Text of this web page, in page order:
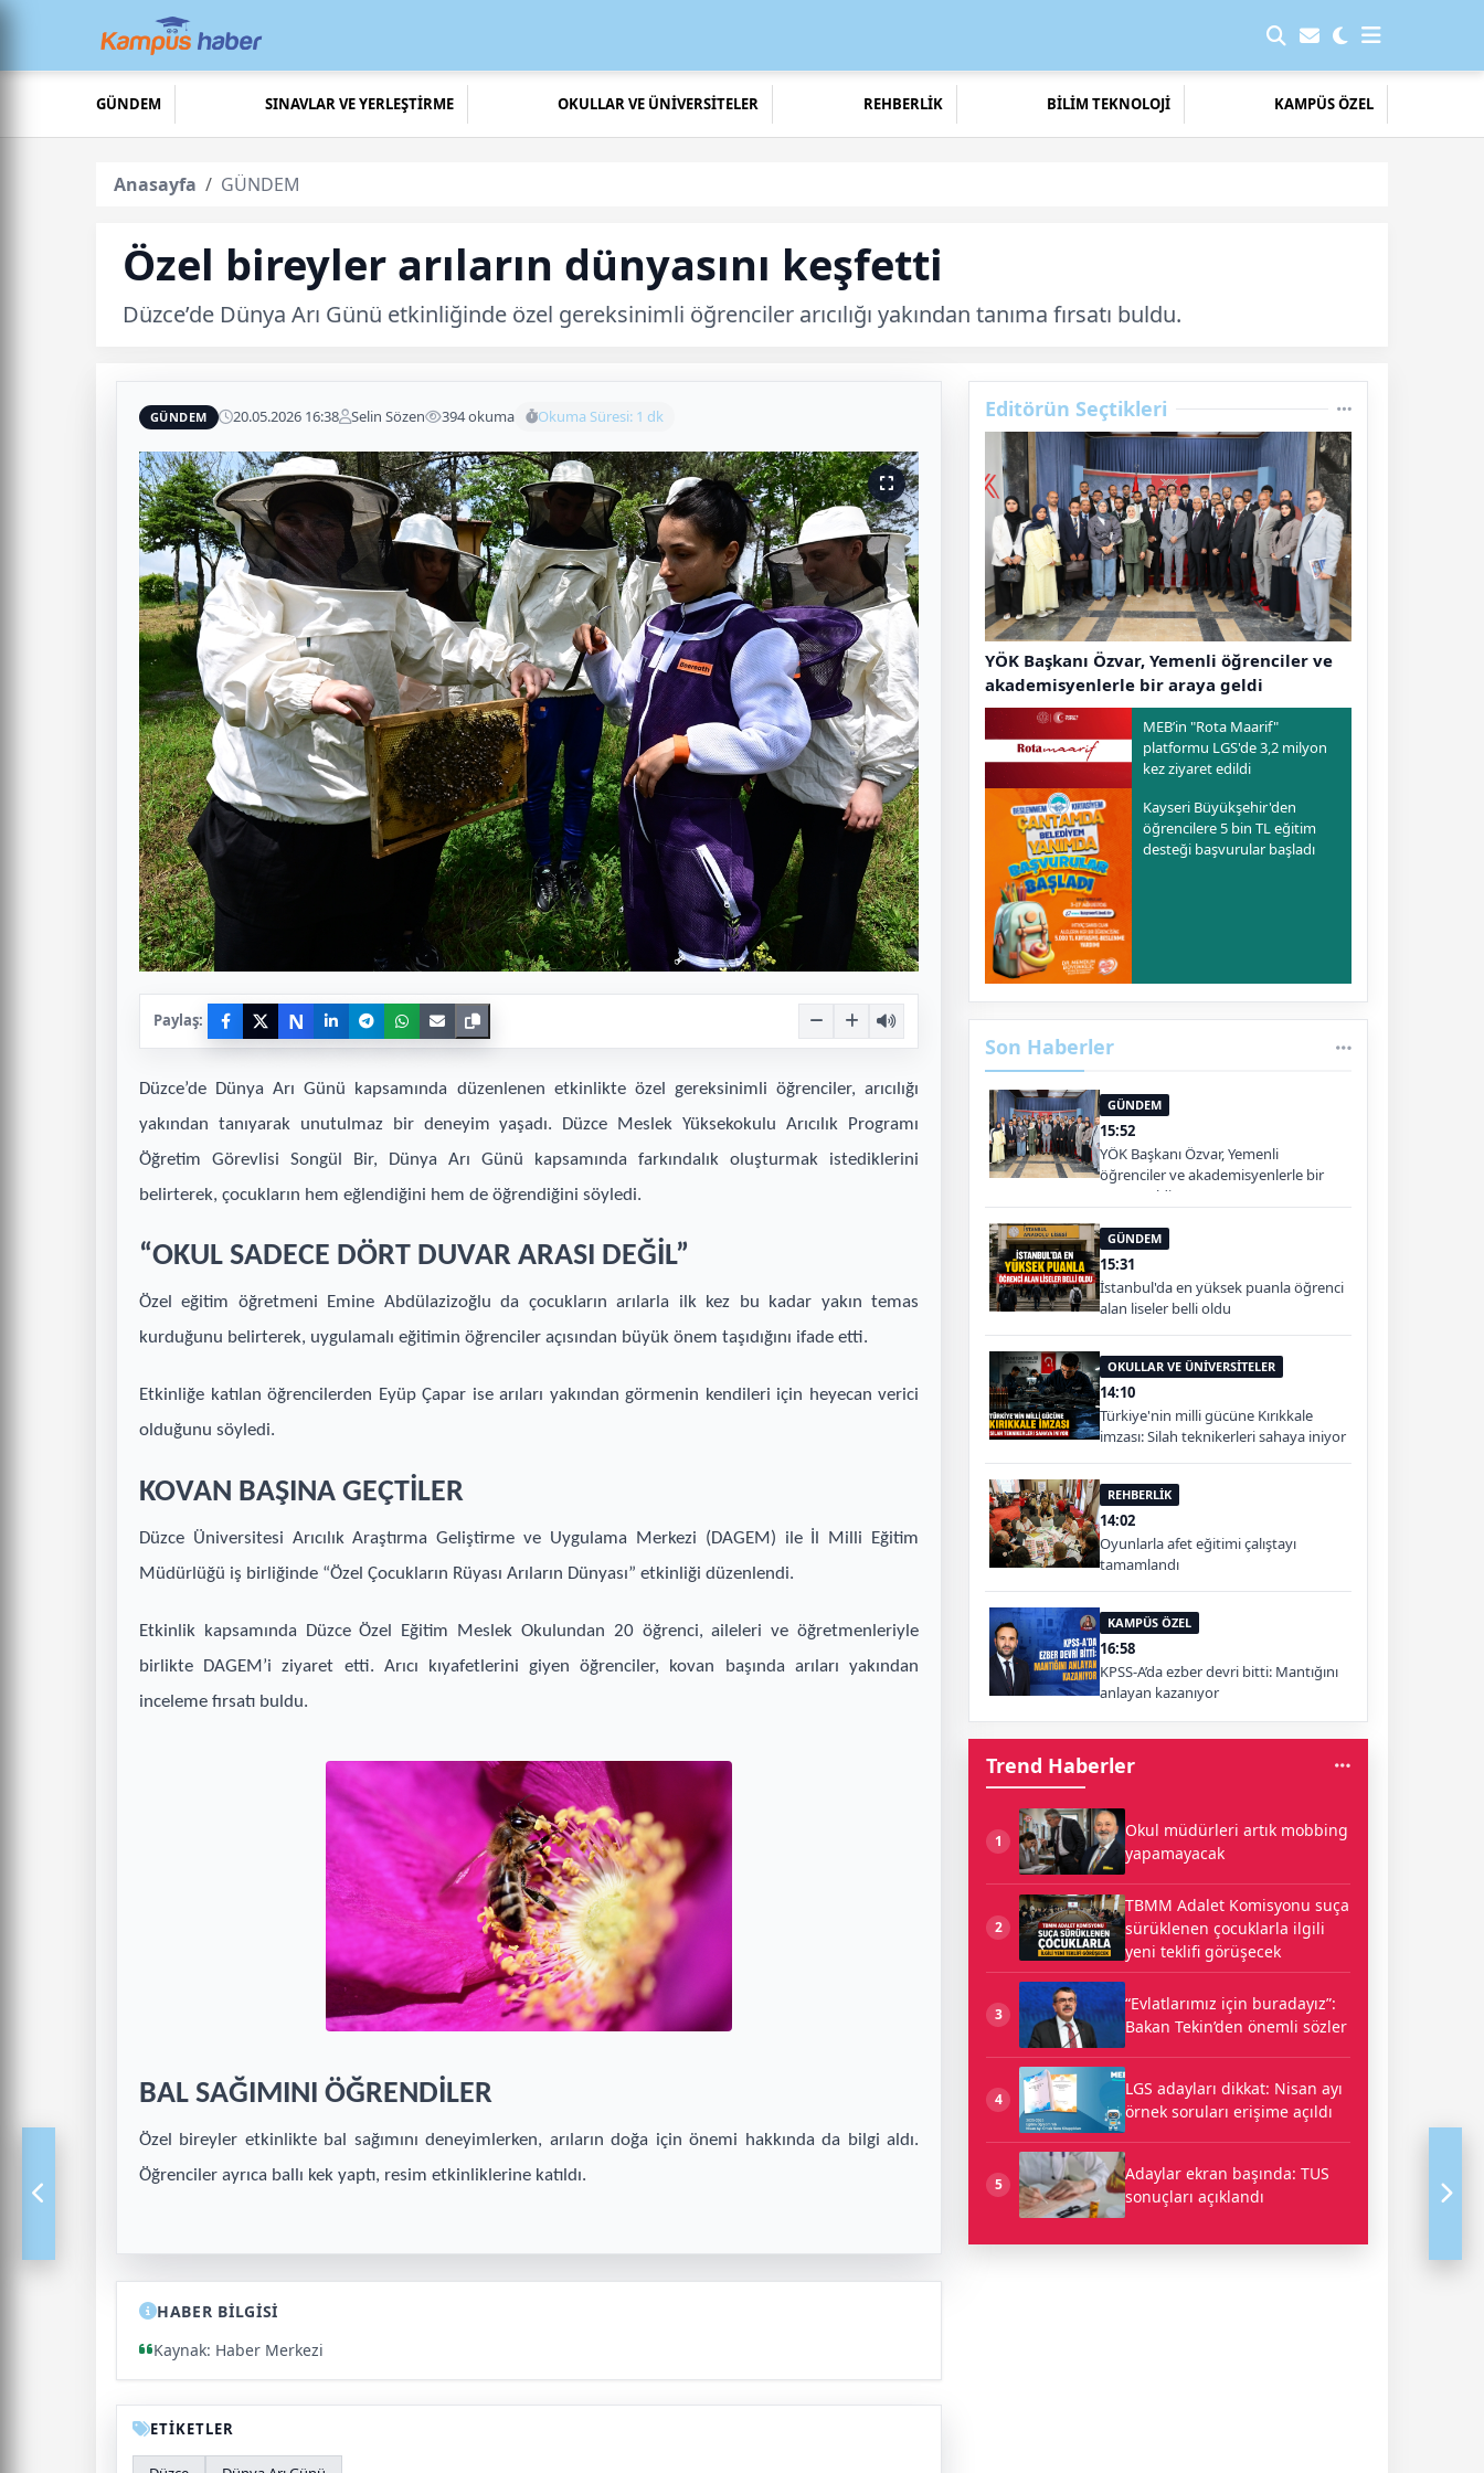
GÜNDEM SINAVLAR VE YERLEŞTİRME OKULLAR VE ÜNİVERSİTELER REHBERLİK BİLİM TEKNOLOJİ KAMPÜS ÖZEL
Anasayfa GÜNDEM
Özel bireyler arıların dünyasını keşfetti
Düzce’de Dünya Arı Günü etkinliğinde özel gereksinimli öğrenciler arıcılığı yakından tanıma fırsatı buldu.
GÜNDEM 20.05.2026 16:38 Selin Sözen 394 okuma Okuma Süresi: 1 dk
Paylaş: N
Düzce’de Dünya Arı Günü kapsamında düzenlenen etkinlikte özel gereksinimli öğrenciler, arıcılığı
yakından tanıyarak unutulmaz bir deneyim yaşadı. Düzce Meslek Yüksekokulu Arıcılık Programı
Öğretim Görevlisi Songül Bir, Dünya Arı Günü kapsamında farkındalık oluşturmak istediklerini
belirterek, çocukların hem eğlendiğini hem de öğrendiğini söyledi.
“OKUL SADECE DÖRT DUVAR ARASI DEĞİL”
Özel eğitim öğretmeni Emine Abdülazizoğlu da çocukların arılarla ilk kez bu kadar yakın temas
kurduğunu belirterek, uygulamalı eğitimin öğrenciler açısından büyük önem taşıdığını ifade etti.
Etkinliğe katılan öğrencilerden Eyüp Çapar ise arıları yakından görmenin kendileri için heyecan verici
olduğunu söyledi.
KOVAN BAŞINA GEÇTİLER
Düzce Üniversitesi Arıcılık Araştırma Geliştirme ve Uygulama Merkezi (DAGEM) ile İl Milli Eğitim
Müdürlüğü iş birliğinde “Özel Çocukların Rüyası Arıların Dünyası” etkinliği düzenlendi.
Etkinlik kapsamında Düzce Özel Eğitim Meslek Okulundan 20 öğrenci, aileleri ve öğretmenleriyle
birlikte DAGEM’i ziyaret etti. Arıcı kıyafetlerini giyen öğrenciler, kovan başında arıları yakından
inceleme fırsatı buldu.
BAL SAĞIMINI ÖĞRENDİLER
Özel bireyler etkinlikte bal sağımını deneyimlerken, arıların doğa için önemi hakkında da bilgi aldı.
Öğrenciler ayrıca ballı kek yaptı, resim etkinliklerine katıldı.
HABER BİLGİSİ
Kaynak: Haber Merkezi
ETİKETLER
Editörün Seçtikleri
YÖK Başkanı Özvar, Yemenli öğrenciler ve
akademisyenlerle bir araya geldi
MEB’in "Rota Maarif"
platformu LGS'de 3,2 milyon
kez ziyaret edildi
Kayseri Büyükşehir'den
öğrencilere 5 bin TL eğitim
desteği başvurular başladı
Son Haberler
GÜNDEM
15:52
YÖK Başkanı Özvar, Yemenli
öğrenciler ve akademisyenlerle bir
araya geldi
GÜNDEM
15:31
İstanbul'da en yüksek puanla öğrenci
alan liseler belli oldu
OKULLAR VE ÜNİVERSİTELER
14:10
Türkiye'nin milli gücüne Kırıkkale
imzası: Silah teknikerleri sahaya iniyor
REHBERLİK
14:02
Oyunlarla afet eğitimi çalıştayı
tamamlandı
KAMPÜS ÖZEL
16:58
KPSS-A’da ezber devri bitti: Mantığını
anlayan kazanıyor
Trend Haberler
1
Okul müdürleri artık mobbing
yapamayacak
2
TBMM Adalet Komisyonu suça
sürüklenen çocuklarla ilgili
yeni teklifi görüşecek
3
“Evlatlarımız için buradayız”:
Bakan Tekin’den önemli sözler
4
LGS adayları dikkat: Nisan ayı
örnek soruları erişime açıldı
5
Adaylar ekran başında: TUS
sonuçları açıklandı